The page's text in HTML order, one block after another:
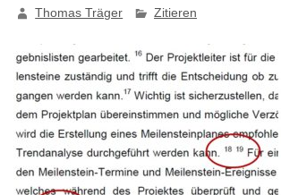
Thomas Träger Zitieren